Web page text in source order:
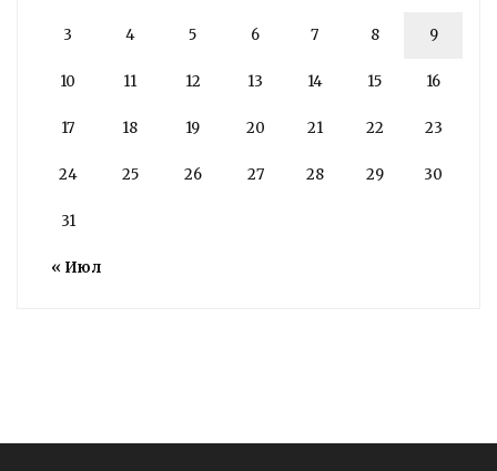
« Июл
3 4 5 6 7 8 9
10 11 12 13 14 15 16
17 18 19 20 21 22 23
24 25 26 27 28 29 30
31